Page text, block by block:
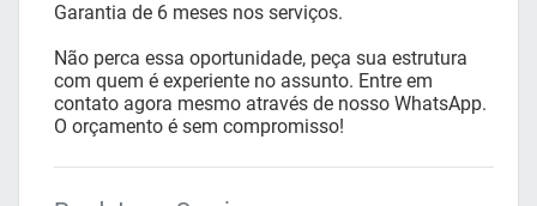
Garantia de 6 meses nos serviços.
Não perca essa oportunidade, peça sua estrutura
com quem é experiente no assunto. Entre em
contato agora mesmo através de nosso WhatsApp.
O orçamento é sem compromisso!